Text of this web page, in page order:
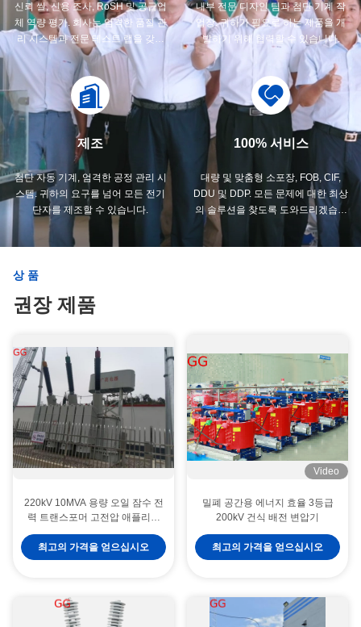
신뢰 씰, 신용 조사, RoSH 및 공급업
체 역량 평가. 회사는 엄격한 품질 관
리 시스템과 전문 테스트 랩을 갖추
고 있습니다.
내부 전문 디자인 팀과 첨단 기계 작
업장. 귀하가 필요로 하는 제품을 개
발하기 위해 협력할 수 있습니다.
제조
첨단 자동 기계, 엄격한 공정 관리 시
스템. 귀하의 요구를 넘어 모든 전기
단자를 제조할 수 있습니다.
100% 서비스
대량 및 맞춤형 소포장, FOB, CIF,
DDU 및 DDP. 모든 문제에 대한 최상
의 솔루션을 찾도록 도와드리겠습니
상품
권장 제품
220kV 10MVA 용량 오일 잠수 전
력 트랜스포머 고전압 애플리케
이션에 대한 IEC 표준
최고의 가격을 얻으십시오
Video
밀폐 공간용 에너지 효율 3등급
200kV 건식 배전 변압기
최고의 가격을 얻으십시오